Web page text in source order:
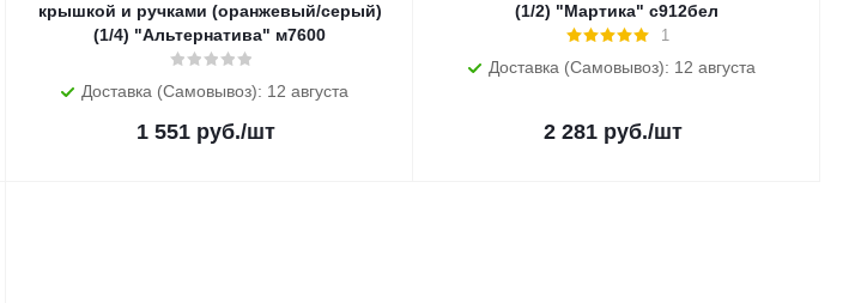
крышкой и ручками (оранжевый/серый)
(1/4) "Альтернатива" м7600
Доставка (Самовывоз): 12 августа
1 551руб./шт
(1/2) "Мартика" с912бел
1
Доставка (Самовывоз): 12 августа
2 281руб./шт